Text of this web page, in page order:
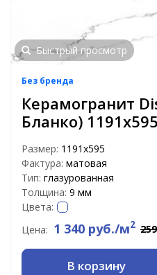
Быстрый просмотр
Без бренда
Керамогранит
Бланко)
Размер: 1191x595
Фактура: матовая
Тип: глазурованная
Толщина: 9 мм
Цвета:
Цена: 1 340 руб./м2
В корзину